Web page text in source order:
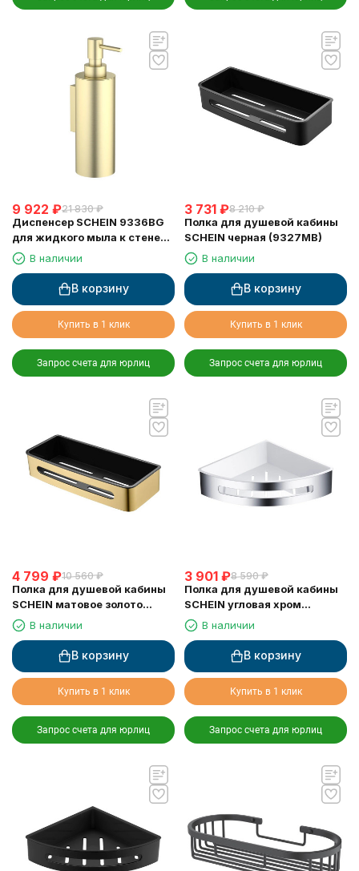
9 922 ₽21 830 ₽
Диспенсер SCHEIN 9336BG
для жидкого мыла к стене
матовое золото
В наличии
В корзину
Купить в 1 клик
Запрос счета для юрлиц
3 731 ₽8 210 ₽
Полка для душевой кабины
SCHEIN черная (9327MB)
В наличии
В корзину
Купить в 1 клик
Запрос счета для юрлиц
4 799 ₽10 560 ₽
Полка для душевой кабины
SCHEIN матовое золото
(9327BG)
В наличии
В корзину
Купить в 1 клик
Запрос счета для юрлиц
3 901 ₽8 590 ₽
Полка для душевой кабины
SCHEIN угловая хром
(9326CH)
В наличии
В корзину
Купить в 1 клик
Запрос счета для юрлиц